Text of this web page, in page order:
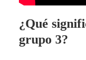
¿Qué
grupo 3?